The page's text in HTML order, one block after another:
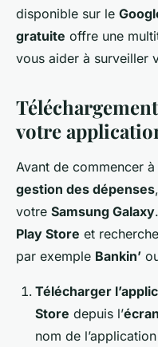
disponible sur le
gratuite offre une
vous aider à surveiller
votre
Avant de commencer
gestion des dépenses
votre Samsung Galaxy
Play Store et
par exemple Bankin’
Télécharger
Store depuis l’
nom de